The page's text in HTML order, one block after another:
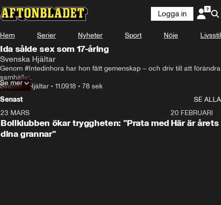
Logga in
Hem Serier Nyheter Sport Nöje Livsstil
Ida sålde sex som 17-åring
Svenska Hjältar
Genom #Intedinhora har hon fått gemenskap – och driv till att förändra
samhället.
Svenska Hjältar • 11.09.18 • 78 sek
Se mer
Senast
SE ALLA
23 MARS
Bollklubben ökar tryggheten: "Prata med
dina grannar"
20 FEBRUARI
Här är